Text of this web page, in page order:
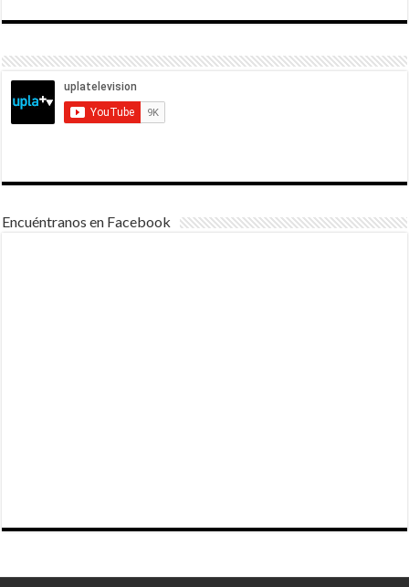
Encuéntranos en Facebook